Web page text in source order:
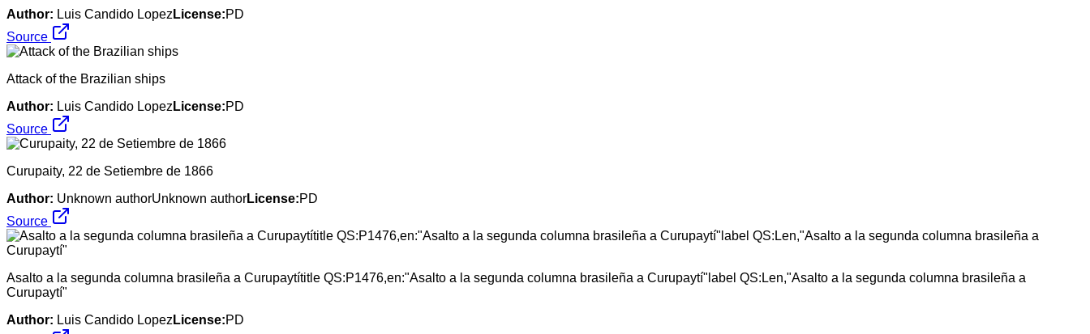
Author: Luis Candido Lopez License:PD
Source
Attack of the Brazilian ships
Author: Luis Candido Lopez License:PD
Source
Curupaity, 22 de Setiembre de 1866
Author: Unknown authorUnknown authorLicense:PD
Source
Asalto a la segunda columna brasileña a Curupaytítitle QS:P1476,en:"Asalto a la segunda columna brasileña a Curupaytí"label QS:Len,"Asalto a la segunda columna brasileña a
Curupaytí"
Author: Luis Candido Lopez License:PD